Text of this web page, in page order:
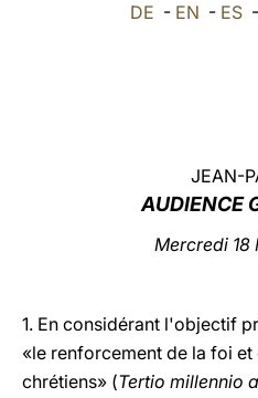
DE - EN - ES -
JEAN-
AUDIENCE
Mercredi 18
1. En considérant l'objectif
«le renforcement de la foi
chrétiens» (Tertio millennio